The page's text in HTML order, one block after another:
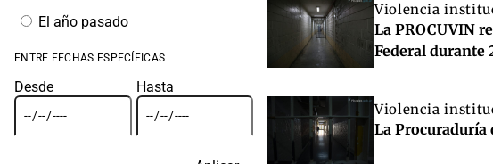
El año pasado
ENTRE FECHAS ESPECÍFICAS
Desde Hasta
Violencia
La PROCUVIN
Federal durante
Violencia
La Procuraduría